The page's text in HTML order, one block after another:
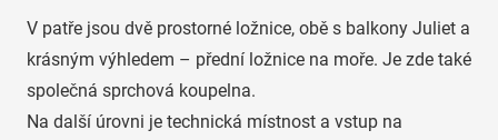
V patře jsou dvě prostorné ložnice, obě s balkony Juliet a
krásným výhledem – přední ložnice na moře. Je zde také
společná sprchová koupelna.
Na další úrovni je technická místnost a vstup na